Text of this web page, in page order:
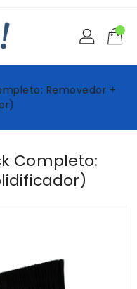
Removedor +
Completo: